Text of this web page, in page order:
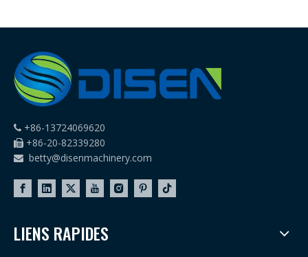
 +86-13724069620
 +86-20-82339280
 betty@disenmachinery.com
LIENS RAPIDES